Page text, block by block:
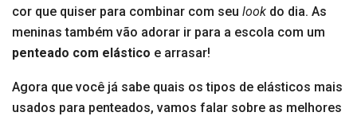
cor que quiser para combinar com seu look do dia. As
meninas também vão adorar ir para a escola com um
penteado com elástico e arrasar!
Agora que você já sabe quais os tipos de elásticos mais
usados para penteados, vamos falar sobre as melhores